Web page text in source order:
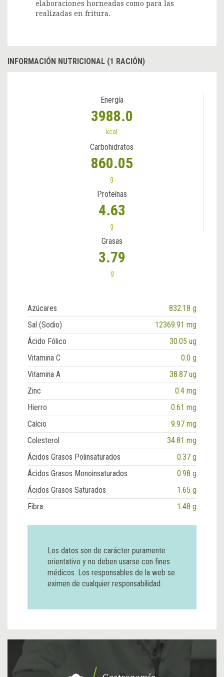
elaboraciones horneadas como para las
realizadas en fritura.
INFORMACIÓN NUTRICIONAL (1 RACIÓN)
Energía
3988.0
kcal
Carbohidratos
860.05
g
Proteínas
4.63
g
Grasas
3.79
g
Azúcares
832.18 g
Sal (Sodio)
12369.91 mg
Ácido Fólico
30.05 ug
Vitamina C
0.0 g
Vitamina A
38.87 ug
Zinc
0.4 mg
Hierro
0.61 mg
Calcio
9.97 mg
Colesterol
34.81 mg
Ácidos Grasos Polinsaturados
0.37 g
Ácidos Grasos Monoinsaturados
0.98 g
Ácidos Grasos Saturados
1.65 g
Fibra
1.48 g
Los datos son de carácter puramente
orientativo y no deben usarse con fines
médicos. Los responsables de la web se
eximen de cualquier responsabilidad.